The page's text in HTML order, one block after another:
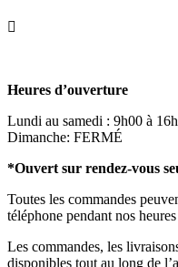

Heures d’ouverture
Lundi au samedi : 9h00 à
Dimanche: FERMÉ
*Ouvert sur rendez-vous
Toutes les commandes
téléphone pendant nos
Les commandes, les
disponibles tout au long de